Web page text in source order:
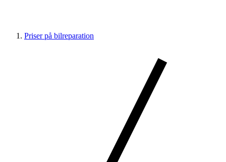
Priser på bilreparation